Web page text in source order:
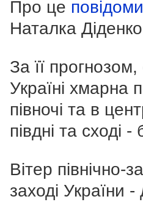
Про це
Наталка
За її
Україні хмарна
півночі та в
півдні та сході -
Вітер північно-
заході України -